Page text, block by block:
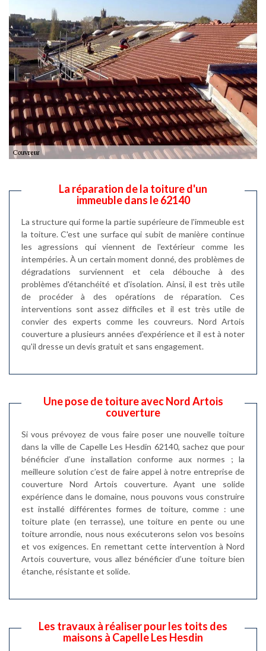
La réparation de la toiture d'un
immeuble dans le 62140
La structure qui forme la partie supérieure de l'immeuble est
la toiture. C'est une surface qui subit de manière continue
les agressions qui viennent de l'extérieur comme les
intempéries. À un certain moment donné, des problèmes de
dégradations surviennent et cela débouche à des
problèmes d'étanchéité et d'isolation. Ainsi, il est très utile
de procéder à des opérations de réparation. Ces
interventions sont assez difficiles et il est très utile de
convier des experts comme les couvreurs. Nord Artois
couverture a plusieurs années d'expérience et il est à noter
qu'il dresse un devis gratuit et sans engagement.
Une pose de toiture avec Nord Artois
couverture
Si vous prévoyez de vous faire poser une nouvelle toiture
dans la ville de Capelle Les Hesdin 62140, sachez que pour
bénéficier d’une installation conforme aux normes ; la
meilleure solution c’est de faire appel à notre entreprise de
couverture Nord Artois couverture. Ayant une solide
expérience dans le domaine, nous pouvons vous construire
est installé différentes formes de toiture, comme : une
toiture plate (en terrasse), une toiture en pente ou une
toiture arrondie, nous nous exécuterons selon vos besoins
et vos exigences. En remettant cette intervention à Nord
Artois couverture, vous allez bénéficier d’une toiture bien
étanche, résistante et solide.
Les travaux à réaliser pour les toits des
maisons à Capelle Les Hesdin